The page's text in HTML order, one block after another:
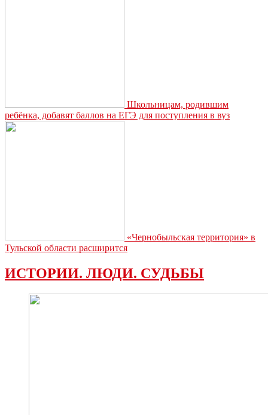
трубы
Школьницам, родившим
ребёнка, добавят баллов на ЕГЭ для поступления в вуз
«Чернобыльская территория» в
Тульской области расширится
ИСТОРИИ. ЛЮДИ. СУДЬБЫ